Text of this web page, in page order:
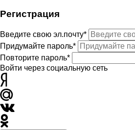
Регистрация
Введите свою эл.почту*
Придумайте пароль*
Повторите пароль*
Войти через социальную сеть